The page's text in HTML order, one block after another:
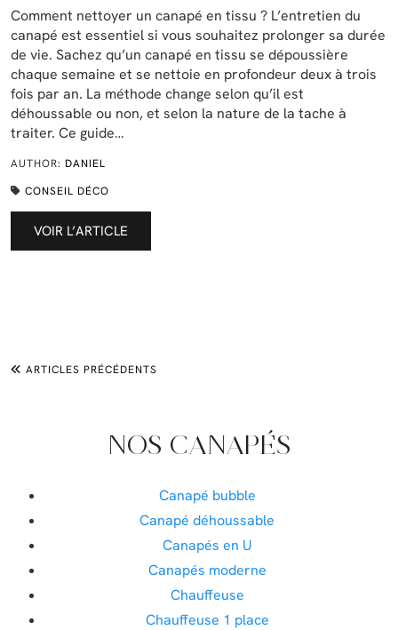
Comment nettoyer un canapé en tissu ? L’entretien du
canapé est essentiel si vous souhaitez prolonger sa durée
de vie. Sachez qu’un canapé en tissu se dépoussière
chaque semaine et se nettoie en profondeur deux à trois
fois par an. La méthode change selon qu’il est
déhoussable ou non, et selon la nature de la tache à
traiter. Ce guide…
AUTHOR: DANIEL
CONSEIL DÉCO
VOIR L’ARTICLE
ARTICLES PRÉCÉDENTS
NOS CANAPÉS
Canapé bubble
Canapé déhoussable
Canapés en U
Canapés moderne
Chauffeuse
Chauffeuse 1 place